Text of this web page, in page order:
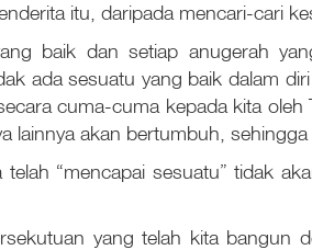
itu, daripada mencari-cari
baik dan setiap anugerah
ada sesuatu yang baik dalam
cuma-cuma kepada kita
lainnya akan bertumbuh,
telah “mencapai sesuatu” tidak
yang telah kita bangun